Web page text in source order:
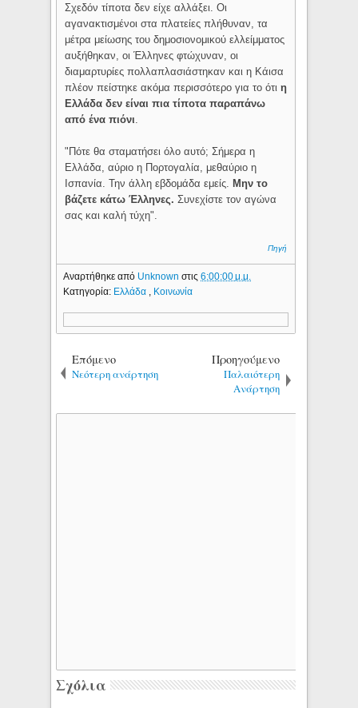
Σχεδόν τίποτα δεν είχε αλλάξει. Οι
αγανακτισμένοι στα πλατείες πλήθυναν, τα
μέτρα μείωσης του δημοσιονομικού ελλείμματος
αυξήθηκαν, οι Έλληνες φτώχυναν, οι
διαμαρτυρίες πολλαπλασιάστηκαν και η Κάισα
πλέον πείστηκε ακόμα περισσότερο για το ότιη
Ελλάδα δεν είναι πια τίποτα παραπάνω
από ένα πιόνι
"Πότε θα σταματήσει όλο αυτό; Σήμερα η
Ελλάδα, αύριο η Πορτογαλία, μεθαύριο η
Ισπανία. Την άλλη εβδομάδα εμείς.Μην το
βάζετε κάτω Έλληνες. Συνεχίστε τον αγώνα
σας και καλή τύχη".
Πηγή
Αναρτήθηκε από Unknownστις6:00:00 μ.μ.
Κατηγορία: Ελλάδα , Κοινωνία
Επόμενο
Νεότερη ανάρτηση
Προηγούμενο
Παλαιότερη
Ανάρτηση
Σχόλια